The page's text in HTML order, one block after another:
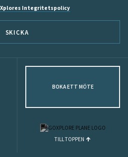
Integritetspolicy
SKICKA
BOKA ETT MÖTE
TILL TOPPEN